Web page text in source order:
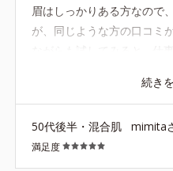
眉はしっかりある方なので
が、同じような方の口コミ
眉は残っています。（顔は
に何度も上がってくるよう
続き
50代後半・混合肌 mimita
満足度